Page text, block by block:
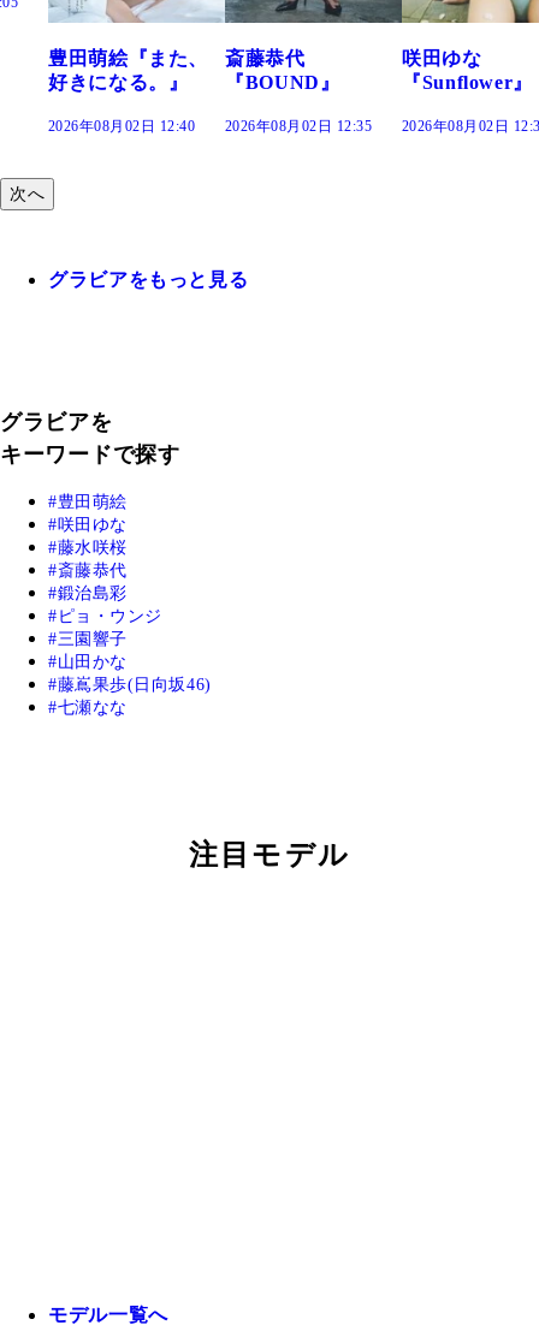
斎藤恭代
『BOUND』
2026年08月02日 12:35
咲田ゆな
『Sunflower』
2026年08月02日 12:30
藤水咲桜『花
だまり』
2026年08月02日
次へ
グラビアをもっと見る
グラビアを
キーワードで探す
豊田萌絵
咲田ゆな
藤水咲桜
斎藤恭代
鍛治島彩
ピョ・ウンジ
三園響子
山田かな
藤嶌果歩(日向坂46)
七瀬なな
注目モデル
モデル一覧へ